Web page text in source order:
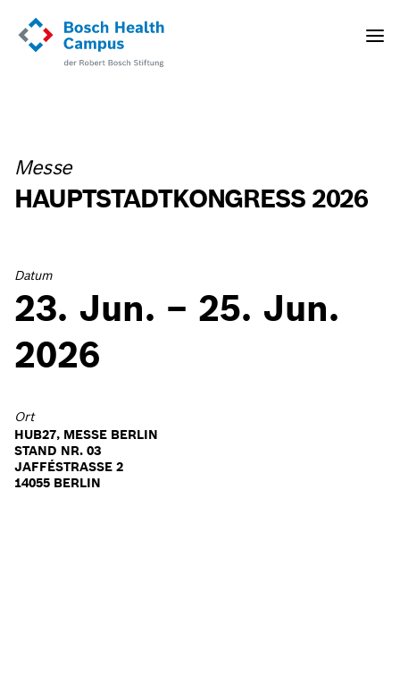
Toggle
Messe
HAUPTSTADTKONGRESS 2026
Datum
23. Jun. – 25. Jun.
2026
Ort
HUB27, MESSE BERLIN
STAND NR. 03
JAFFÉSTRASSE 2
14055 BERLIN